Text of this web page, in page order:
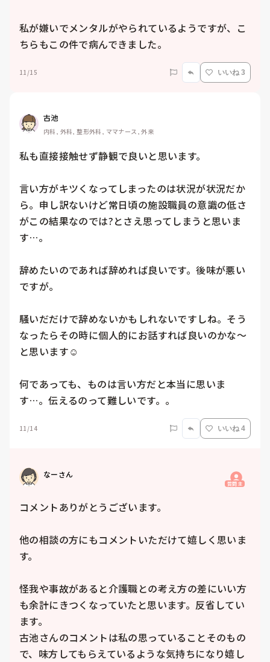
私が嫌いでメンタルがやられているようですが、こ
ちらもこの件で病んできました。
11/15 いいね 3
古池
内科, 外科, 整形外科, ママナース, 外来
私も直接接触せず静観で良いと思います。
言い方がキツくなってしまったのは状況が状況だか
ら。申し訳ないけど常日頃の施設職員の意識の低さ
がこの結果なのでは?とさえ思ってしまうと思いま
す…。
辞めたいのであれば辞めれば良いです。後味が悪い
ですが。
騒いだだけで辞めないかもしれないですしね。そう
なったらその時に個人的にお話すれば良いのかな～
と思います☺️
何であっても、ものは言い方だと本当に思いま
す…。伝えるのって難しいです。。
11/14 いいね 4
なーさん
質問主
コメントありがとうございます。
他の相談の方にもコメントいただけて嬉しく思いま
す。
怪我や事故があると介護職との考え方の差にいい方
も余計にきつくなっていたと思います。反省してい
ます。
古池さんのコメントは私の思っていることそのもの
で、味方してもらえているような気持ちになり嬉し